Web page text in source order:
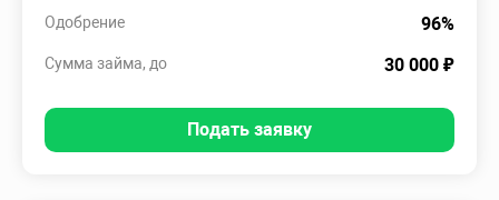
96%
Одобрение
30 000 ₽
Сумма займа, до
Подать заявку